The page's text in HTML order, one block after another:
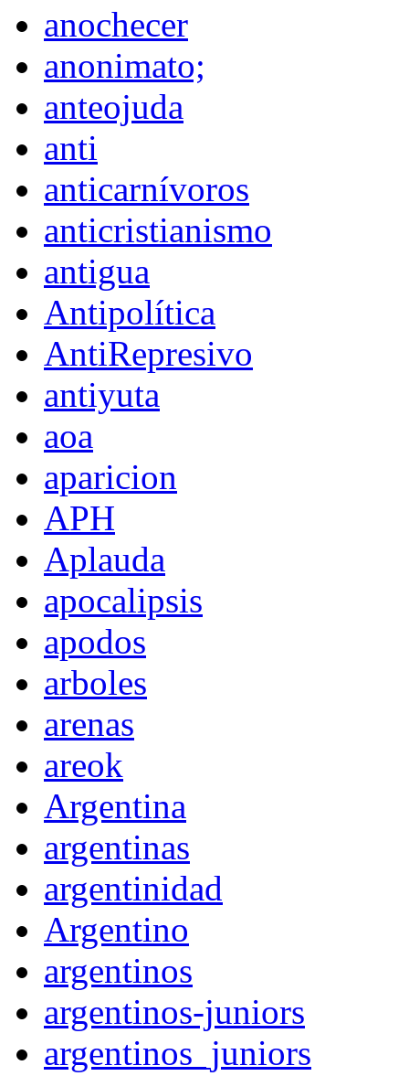
anochecer
anonimato;
anteojuda
anti
anticarnívoros
anticristianismo
antigua
Antipolítica
AntiRepresivo
antiyuta
aoa
aparicion
APH
Aplauda
apocalipsis
apodos
arboles
arenas
areok
Argentina
argentinas
argentinidad
Argentino
argentinos
argentinos-juniors
argentinos_juniors